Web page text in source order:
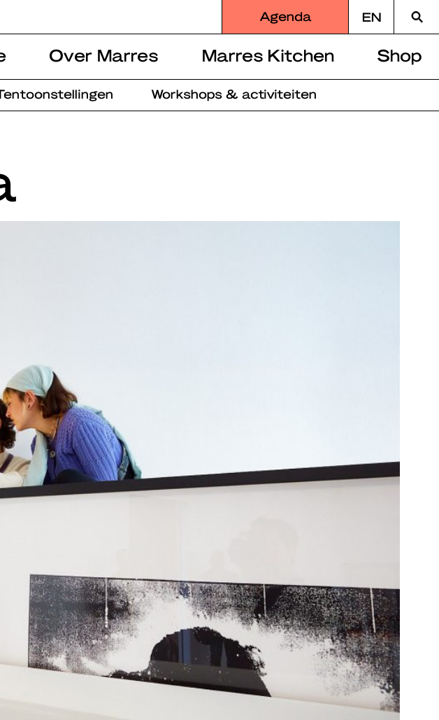
Agenda EN
naar
Workshops & activiteiten
Over Marres Marres Kitchen Shop